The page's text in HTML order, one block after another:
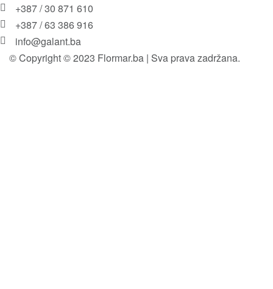
+387 / 30 871 610
+387 / 63 386 916
info@galant.ba
© Copyright © 2023 Flormar.ba | Sva prava zadržana.